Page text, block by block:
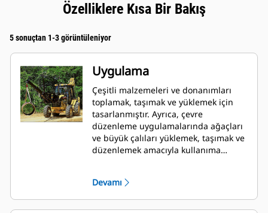
Özelliklere Kısa Bir Bakış
5 sonuçtan 1-3 görüntüleniyor
Uygulama
Çeşitli malzemeleri ve donanımları
toplamak, taşımak ve yüklemek için
tasarlanmıştır. Ayrıca, çevre
düzenleme uygulamalarında ağaçları
ve büyük çalıları yüklemek, taşımak ve
düzenlemek amacıyla kullanıma
Devamı